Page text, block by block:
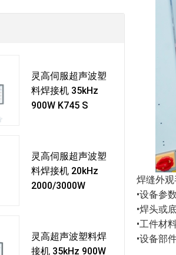
灵高伺服超声波塑
料焊接机 35kHz
900W K745 S
灵高伺服超声波塑
料焊接机 20kHz
2000/3000W
灵高超声波塑料焊
接机 35kHz 900W
焊缝外
•设备参
•焊头或
•工件材
•设备部